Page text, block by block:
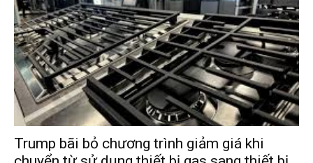
Trump bãi bỏ chương trình giảm giá khi